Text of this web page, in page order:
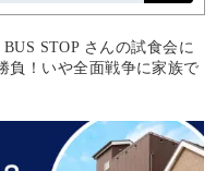
STOP さんの試食会に
負！いや全面戦争に家族で